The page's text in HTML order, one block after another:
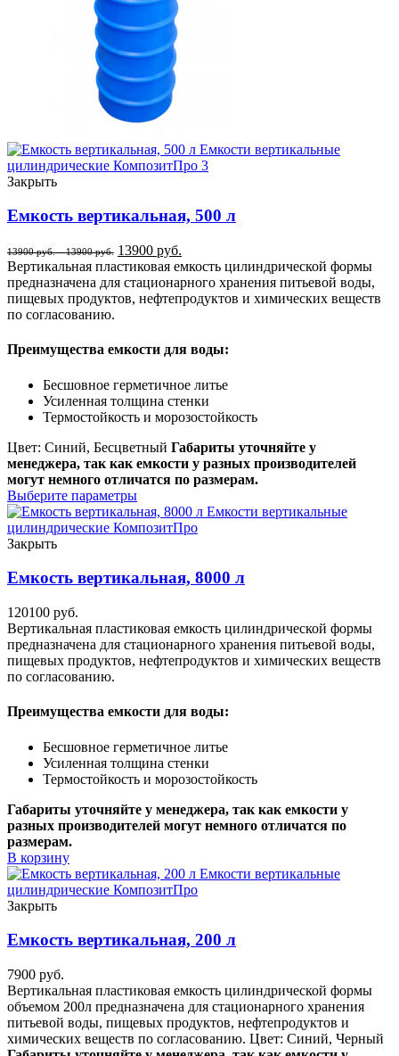
Закрыть
Емкость вертикальная, 500 л
13900руб.–13900руб. 13900 руб.
Вертикальная пластиковая емкость цилиндрической формы
предназначена для стационарного хранения питьевой воды,
пищевых продуктов, нефтепродуктов и химических веществ
по согласованию.
Преимущества емкости для воды:
Бесшовное герметичное литье
Усиленная толщина стенки
Термостойкость и морозостойкость
Цвет: Синий, Бесцветный Габариты уточняйте у
менеджера, так как емкости у разных производителей
могут немного отличатся по размерам.
Выберите параметры
Закрыть
Емкость вертикальная, 8000 л
120100 руб.
Вертикальная пластиковая емкость цилиндрической формы
предназначена для стационарного хранения питьевой воды,
пищевых продуктов, нефтепродуктов и химических веществ
по согласованию.
Преимущества емкости для воды:
Бесшовное герметичное литье
Усиленная толщина стенки
Термостойкость и морозостойкость
Габариты уточняйте у менеджера, так как емкости у
разных производителей могут немного отличатся по
размерам.
В корзину
Закрыть
Емкость вертикальная, 200 л
7900 руб.
Вертикальная пластиковая емкость цилиндрической формы
объемом 200л предназначена для стационарного хранения
питьевой воды, пищевых продуктов, нефтепродуктов и
химических веществ по согласованию. Цвет: Синий, Черный